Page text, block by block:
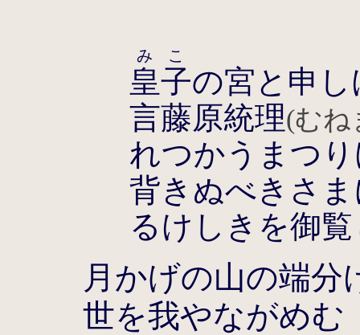
皇子
みこ
の宮と申
言藤原統理(むね
れつかうまつ
背きぬべきさ
るけしきを御
月かげの山の端
世を我やながめむ